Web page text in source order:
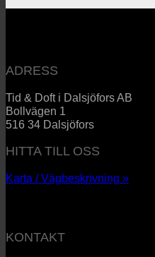
ADRESS
Tid & Doft i Dalsjöfors AB
Bollvägen 1
516 34 Dalsjöfors
HITTA TILL OSS
Karta / Vägbeskrivning »
KONTAKT